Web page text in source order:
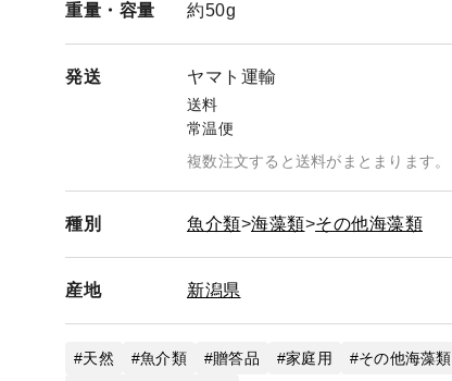
重量・ 容量 約50g
発送 ヤマト運輸
送料
常温便
複数注文すると送料がまとまります。
種別 魚介類 海藻類 その他海藻類
産地 新潟県
天然 魚介類 贈答品 家庭用 その他海藻類